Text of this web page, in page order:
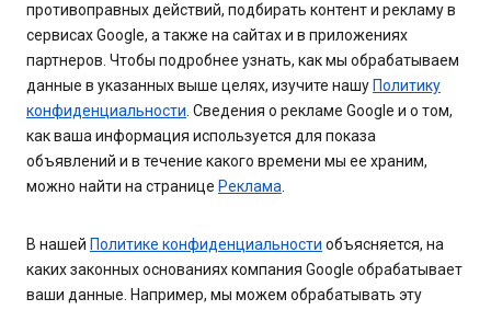
противоправных действий, подбирать контент и рекламу в
сервисах Google, а также на сайтах и в приложениях
партнеров. Чтобы подробнее узнать, как мы обрабатываем
данные в указанных выше целях, изучите нашу Политику
конфиденциальности. Сведения о рекламе Google и о том,
как ваша информация используется для показа
объявлений и в течение какого времени мы ее храним,
можно найти на странице Реклама.
В нашей Политике конфиденциальности объясняется, на
каких законных основаниях компания Google обрабатывает
ваши данные. Например, мы можем обрабатывать эту